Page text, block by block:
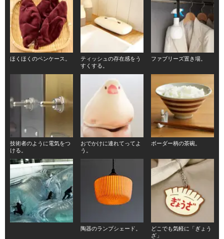
ほくほくのペンケース。
ティッシュの存在感をう
すくする。
ファブリーズ置き場。
技術者のように電気をつ
ける。
おでかけに連れてってよ
う。
ボーダー柄の茶碗。
陶器のランプシェード。
どこでも気軽に「ぎょう
ざ」